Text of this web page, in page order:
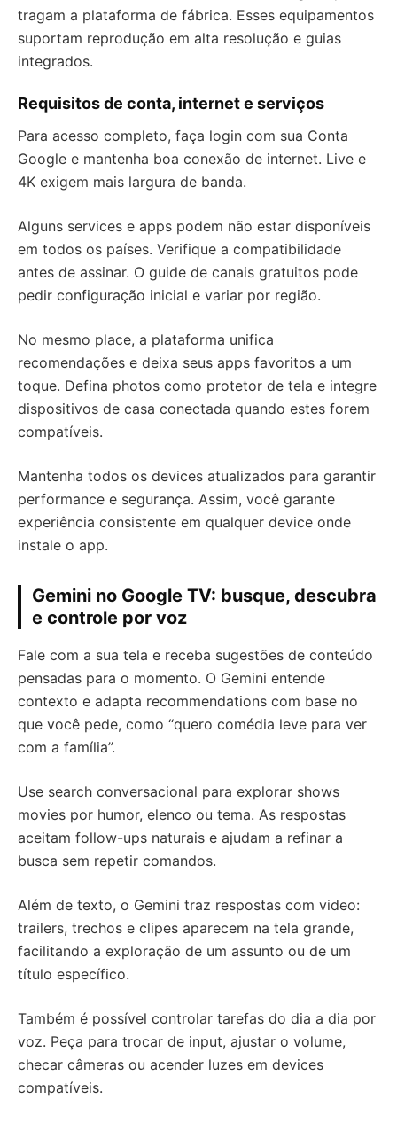
tragam a plataforma de fábrica. Esses equipamentos
suportam reprodução em alta resolução e guias
integrados.
Requisitos de conta, internet e serviços
Para acesso completo, faça login com sua Conta
Google e mantenha boa conexão de internet. Live e
4K exigem mais largura de banda.
Alguns services e apps podem não estar disponíveis
em todos os países. Verifique a compatibilidade
antes de assinar. O guide de canais gratuitos pode
pedir configuração inicial e variar por região.
No mesmo place, a plataforma unifica
recomendações e deixa seus apps favoritos a um
toque. Defina photos como protetor de tela e integre
dispositivos de casa conectada quando estes forem
compatíveis.
Mantenha todos os devices atualizados para garantir
performance e segurança. Assim, você garante
experiência consistente em qualquer device onde
instale o app.
Gemini no Google TV: busque, descubra
e controle por voz
Fale com a sua tela e receba sugestões de conteúdo
pensadas para o momento. O Gemini entende
contexto e adapta recommendations com base no
que você pede, como “quero comédia leve para ver
com a família”.
Use search conversacional para explorar shows
movies por humor, elenco ou tema. As respostas
aceitam follow-ups naturais e ajudam a refinar a
busca sem repetir comandos.
Além de texto, o Gemini traz respostas com video:
trailers, trechos e clipes aparecem na tela grande,
facilitando a exploração de um assunto ou de um
título específico.
Também é possível controlar tarefas do dia a dia por
voz. Peça para trocar de input, ajustar o volume,
checar câmeras ou acender luzes em devices
compatíveis.